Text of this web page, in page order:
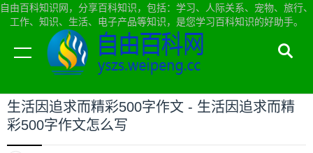
自由百科知识网，分享百科知识，包括：学习、人际关系、宠物、旅行、
工作、知识、生活、电子产品等知识，是您学习百科知识的好助手。
当前位置：自由百科知识网首页>生活
生活因追求而精彩500字作文 - 生活因追求而精
彩500字作文怎么写